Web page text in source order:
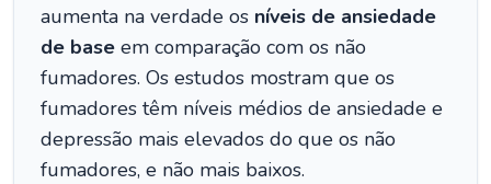
aumenta na verdade os níveis de ansiedade
de base em comparação com os não
fumadores. Os estudos mostram que os
fumadores têm níveis médios de ansiedade e
depressão mais elevados do que os não
fumadores, e não mais baixos.